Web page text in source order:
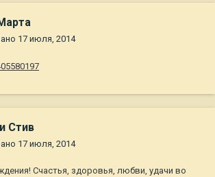
17 июля, 2014
Стив
17 июля, 2014
Счастья, здоровья, любви, удачи во